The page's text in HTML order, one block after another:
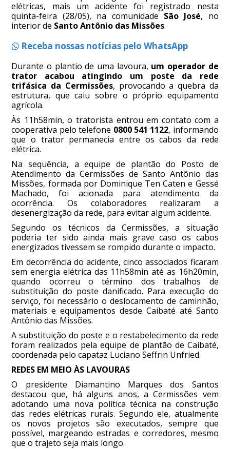
elétricas, mais um acidente foi registrado nesta
quinta-feira (28/05), na comunidade São José, no
interior de Santo Antônio das Missões.
Receba nossas notícias pelo WhatsApp
Durante o plantio de uma lavoura, um operador de
trator acabou atingindo um poste da rede
trifásica da Cermissões, provocando a quebra da
estrutura, que caiu sobre o próprio equipamento
agrícola.
Às 11h58min, o tratorista entrou em contato com a
cooperativa pelo telefone 0800 541 1122, informando
que o trator permanecia entre os cabos da rede
elétrica.
Na sequência, a equipe de plantão do Posto de
Atendimento da Cermissões de Santo Antônio das
Missões, formada por Dominique Ten Caten e Gessé
Machado, foi acionada para atendimento da
ocorrência. Os colaboradores realizaram a
desenergização da rede, para evitar algum acidente.
Segundo os técnicos da Cermissões, a situação
poderia ter sido ainda mais grave caso os cabos
energizados tivessem se rompido durante o impacto.
Em decorrência do acidente, cinco associados ficaram
sem energia elétrica das 11h58min até as 16h20min,
quando ocorreu o término dos trabalhos de
substituição do poste danificado. Para execução do
serviço, foi necessário o deslocamento de caminhão,
materiais e equipamentos desde Caibaté até Santo
Antônio das Missões.
A substituição do poste e o restabelecimento da rede
foram realizados pela equipe de plantão de Caibaté,
coordenada pelo capataz Luciano Seffrin Unfried.
REDES EM MEIO ÀS LAVOURAS
O presidente Diamantino Marques dos Santos
destacou que, há alguns anos, a Cermissões vem
adotando uma nova política técnica na construção
das redes elétricas rurais. Segundo ele, atualmente
os novos projetos são executados, sempre que
possível, margeando estradas e corredores, mesmo
que o trajeto seja mais longo.